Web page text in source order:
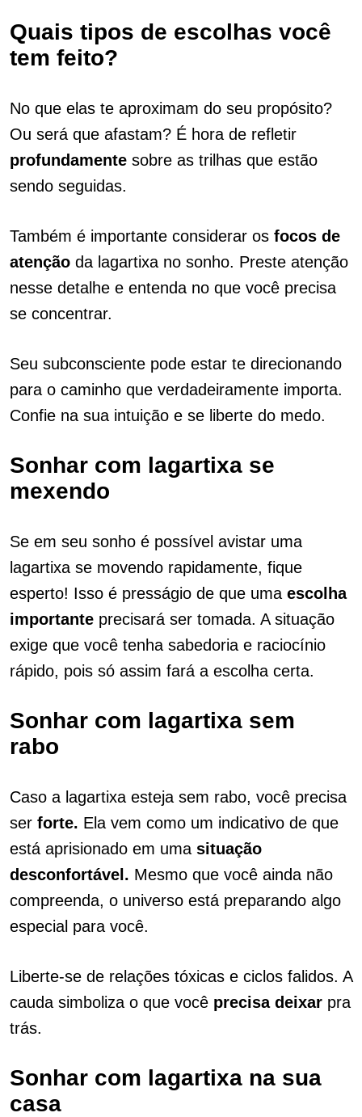
Quais tipos de escolhas você
tem feito?
No que elas te aproximam do seu propósito?
Ou será que afastam? É hora de refletir
profundamente sobre as trilhas que estão
sendo seguidas.
Também é importante considerar os focos de
atenção da lagartixa no sonho. Preste atenção
nesse detalhe e entenda no que você precisa
se concentrar.
Seu subconsciente pode estar te direcionando
para o caminho que verdadeiramente importa.
Confie na sua intuição e se liberte do medo.
Sonhar com lagartixa se
mexendo
Se em seu sonho é possível avistar uma
lagartixa se movendo rapidamente, fique
esperto! Isso é presságio de que uma escolha
importante precisará ser tomada. A situação
exige que você tenha sabedoria e raciocínio
rápido, pois só assim fará a escolha certa.
Sonhar com lagartixa sem
rabo
Caso a lagartixa esteja sem rabo, você precisa
ser forte. Ela vem como um indicativo de que
está aprisionado em uma situação
desconfortável. Mesmo que você ainda não
compreenda, o universo está preparando algo
especial para você.
Liberte-se de relações tóxicas e ciclos falidos. A
cauda simboliza o que você precisa deixar pra
trás.
Sonhar com lagartixa na sua
casa